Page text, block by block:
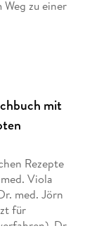
war er
Direktor
zu einer
mit
Rezepte
Viola
med. Jörn
für
Dr.